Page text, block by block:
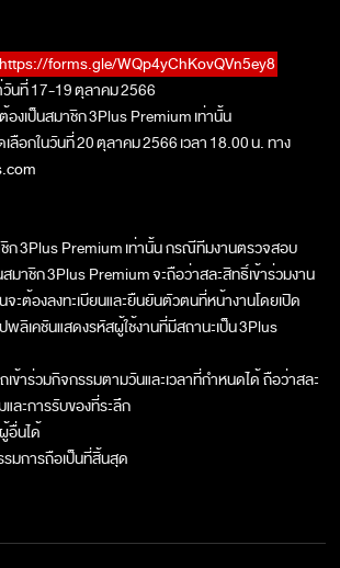
https://forms.gle/WQp4yChKovQVn5ey8
นที่17-19ตุลาคม2566
องเป็นสมาชิก3Plus Premiumเท่านั้น
ลือกในวันที่20ตุลาคม2566เวลา18.00น. ทาง
ก3Plus Premiumเท่านั้น กรณีทีมงานตรวจสอบ
มาชิก3Plus Premiumจะถือว่าสละสิทธิ์เข้าร่วมงาน
จะต้องลงทะเบียนและยืนยันตัวตนที่หน้างานโดยเปิด
พลิเคชันแสดงรหัสผู้ใช้งานที่มีสถานะเป็น3Plus
ข้าร่วมกิจกรรมตามวันและเวลาที่กำหนดได้ ถือว่าสละ
ละการรับของที่ระลึก
อื่นได้
มการถือเป็นที่สิ้นสุด